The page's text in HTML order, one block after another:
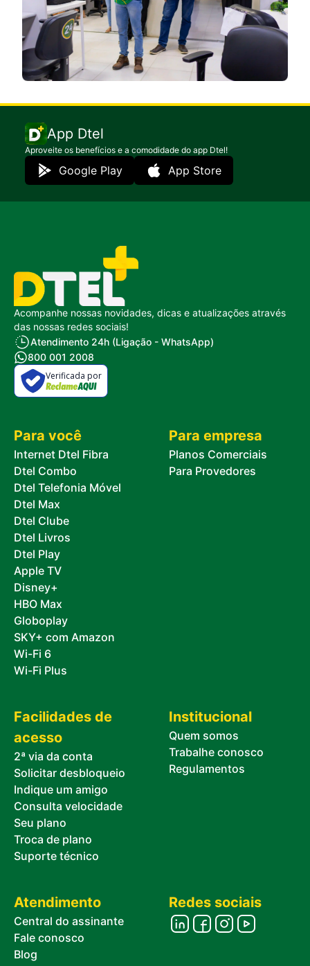
App Dtel
Aproveite os benefícios e a comodidade do app Dtel!
Google Play App Store
Acompanhe nossas novidades, dicas e atualizações através
das nossas redes sociais!
Atendimento 24h (Ligação - WhatsApp)
800 001 2008
Verificada por
Para você
Internet Dtel Fibra
Dtel Combo
Dtel Telefonia Móvel
Dtel Max
Dtel Clube
Dtel Livros
Dtel Play
Apple TV
Disney+
HBO Max
Globoplay
SKY+ com Amazon
Wi-Fi 6
Wi-Fi Plus
Para empresa
Planos Comerciais
Para Provedores
Facilidades de
acesso
2ª via da conta
Solicitar desbloqueio
Indique um amigo
Consulta velocidade
Seu plano
Troca de plano
Suporte técnico
Institucional
Quem somos
Trabalhe conosco
Regulamentos
Atendimento
Central do assinante
Fale conosco
Blog
Redes sociais